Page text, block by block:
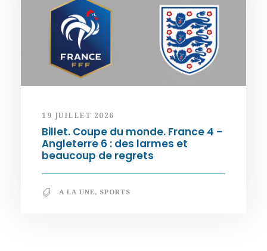
19 JUILLET 2026
Billet. Coupe du monde. France 4 –
Angleterre 6 : des larmes et
beaucoup de regrets
A LA UNE, SPORTS